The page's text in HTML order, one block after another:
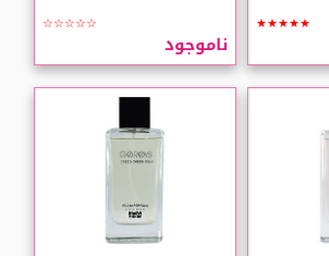
★★★★★
☆☆☆☆☆
ناموجود